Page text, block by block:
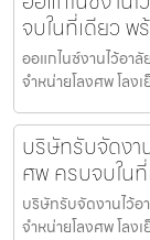
จบในที่เดียว พ
ออแกไนซ์งานไว้อา
จำหน่ายโลงศพ โลง
บริษัทรับจัดงา
ศพ ครบจบใน
บริษัทรับจัดงานไว้
จำหน่ายโลงศพ โลง